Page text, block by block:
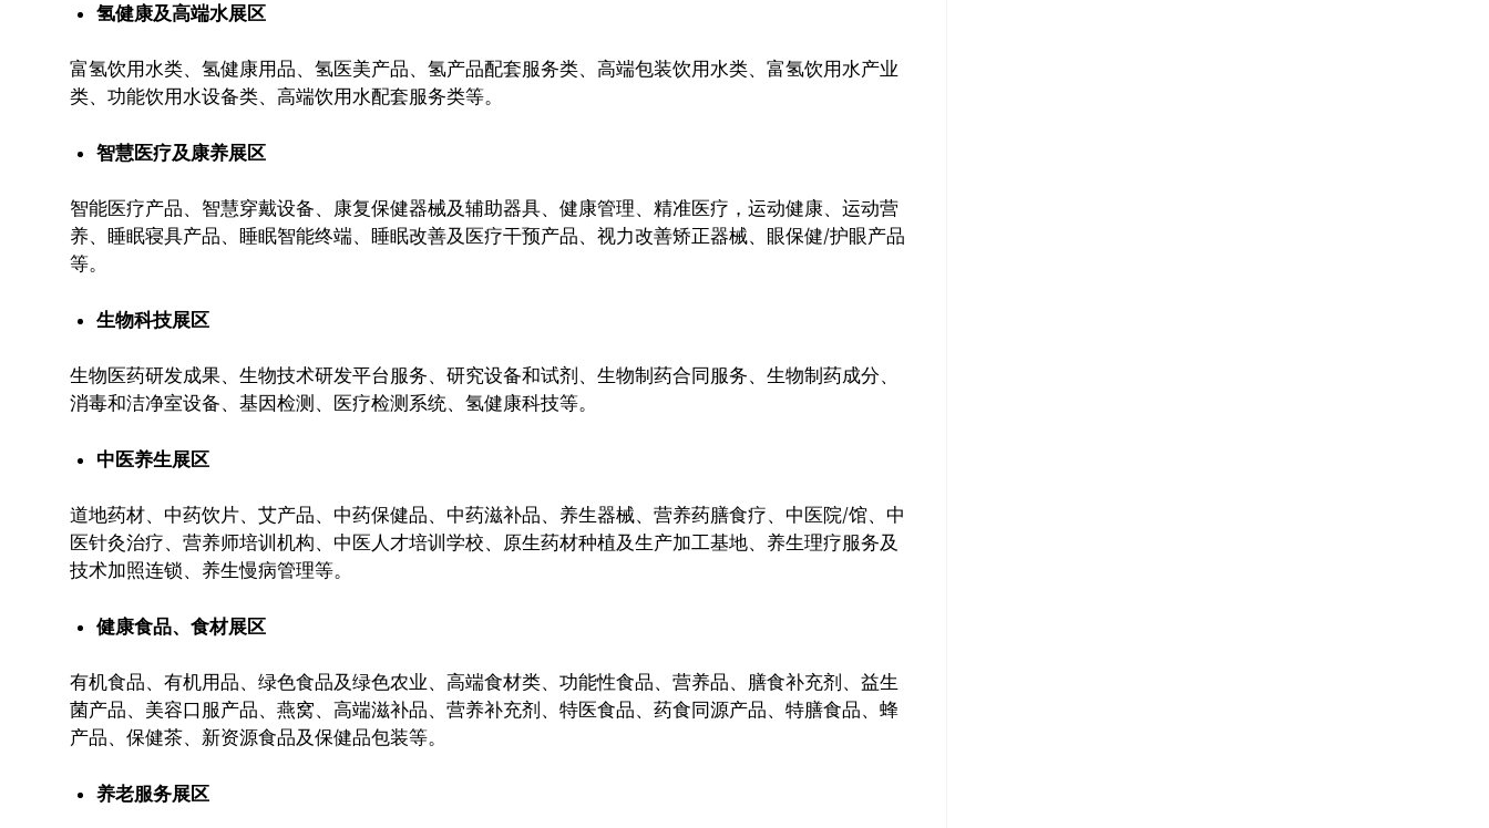
氢健康及高端水展区
富氢饮用水类、氢健康用品、氢医美产品、氢产品配套服务类、高端包装饮用水类、富氢饮用水产业
类、 功能饮用水设备类、高端饮用水配套服务类等。
智慧医疗及康养展区
智能医疗产品、智慧穿戴设备、康复保健器械及辅助器具、健康管理、精准医疗，运动健康、运动营
养、 睡眠寝具产品、睡眠智能终端、睡眠改善及医疗干预产品、视力改善矫正器械、眼保健/护眼产品
等。
生物科技展区
生物医药研发成果、生物技术研发平台服务、研究设备和试剂、生物制药合同服务、生物制药成分、
消毒和洁净室设备、基因检测、医疗检测系统、氢健康科技等。
中医养生展区
道地药材、中药饮片、艾产品、中药保健品、中药滋补品、养生器械、营养药膳食疗、中医院/馆、中
医针灸治疗、营养师培训机构、中医人才培训学校、原生药材种植及生产加工基地、养生理疗服务及
技术加照连锁、养生慢病管理等。
健康食品、食材展区
有机食品、有机用品、绿色食品及绿色农业、高端食材类、功能性食品、营养品、膳食补充剂、益生
菌产品、美容口服产品、燕窝、高端滋补品、营养补充剂、特医食品、药食同源产品、特膳食品、蜂
产品、保健茶、新资源食品及保健品包装等。
养老服务展区